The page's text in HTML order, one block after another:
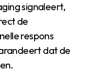
signaleert,
de
respons
dat de